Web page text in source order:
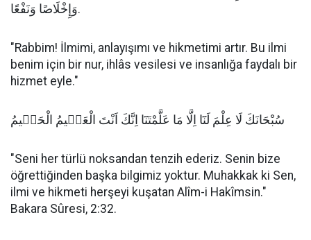
وَإِخْلَاصًا وَنَفْعًا.
"Rabbim! İlmimi, anlayışımı ve hikmetimi artır. Bu ilmi
benim için bir nur, ihlâs vesilesi ve insanlığa faydalı bir
hizmet eyle."
سُبْحَانَكَ لَا عِلْمَ لَنَٓا اِلَّا مَا عَلَّمْتَنَٓا اِنَّكَ اَنْتَ الْعَلٖيمُ الْحَكٖيمُ
"Seni her türlü noksandan tenzih ederiz. Senin bize
öğrettiğinden başka bilgimiz yoktur. Muhakkak ki Sen,
ilmi ve hikmeti herşeyi kuşatan Alîm-i Hakîmsin."
Bakara Sûresi, 2:32.